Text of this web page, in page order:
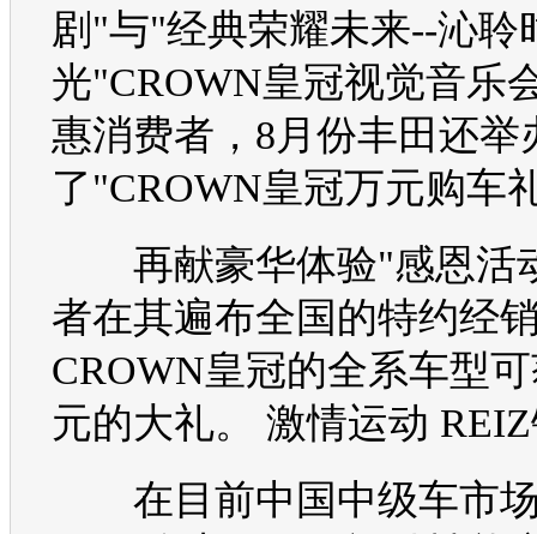
剧"与"经典荣耀未来--沁聆
光"CROWN皇冠视觉音乐
惠消费者，8月份丰田还举
了"CROWN皇冠万元购车
再献豪华体验"感恩活
者在其遍布全国的特约经
CROWN皇冠的全系车型
元的大礼。 激情运动 REIZ
在目前中国中级车市